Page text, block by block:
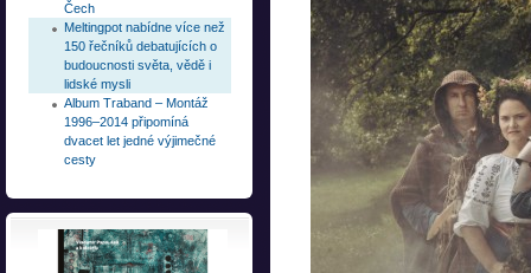
Čech
Meltingpot nabídne více než
150 řečníků debatujících o
budoucnosti světa, vědě i
lidské mysli
Album Traband – Montáž
1996–2014 připomíná
dvacet let jedné výjimečné
cesty